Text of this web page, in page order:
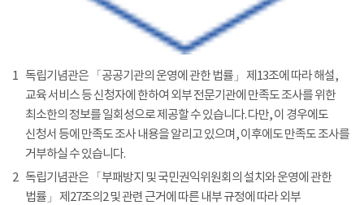
1 독립기념관은 「공공기관의 운영에 관한 법률」 제13조에 따라 해설,
교육 서비스 등 신청자에 한하여 외부 전문기관에 만족도 조사를 위한
최소한의 정보를 일회성으로 제공할 수 있습니다. 다만, 이 경우에도
신청서 등에 만족도 조사 내용을 알리고 있으며, 이후에도 만족도 조사를
거부하실 수 있습니다.
2 독립기념관은 「부패방지 및 국민권익위원회의 설치와 운영에 관한
법률」 제27조의2 및 관련 근거에 따른 내부 규정에 따라 외부